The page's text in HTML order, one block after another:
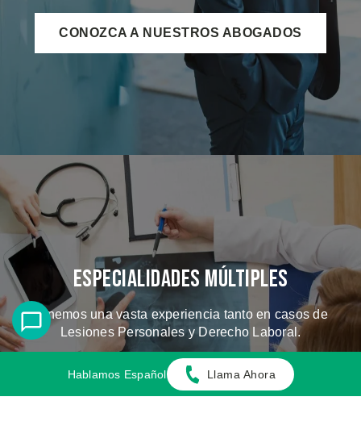
CONOZCA A NUESTROS ABOGADOS
Especialidades Múltiples
Tenemos una vasta experiencia tanto en casos de
Lesiones Personales y Derecho Laboral.
CONOZCA LOS CASOS QUE
MANEJAMOS
Hablamos Español Llama Ahora